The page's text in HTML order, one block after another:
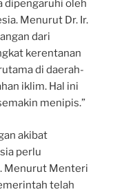
dipengaruhi oleh
Menurut Dr. Ir.
dari
kerentanan
di daerah-
iklim. Hal ini
menipis.”
akibat
perlu
Menurut Menteri
telah